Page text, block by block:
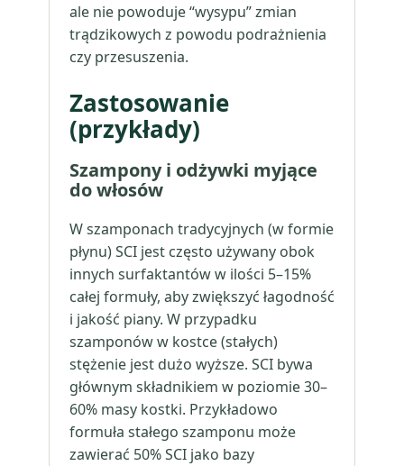
ale nie powoduje “wysypu” zmian
trądzikowych z powodu podrażnienia
czy przesuszenia.
Zastosowanie
(przykłady)
Szampony i odżywki myjące
do włosów
W szamponach tradycyjnych (w formie
płynu) SCI jest często używany obok
innych surfaktantów w ilości 5–15%
całej formuły, aby zwiększyć łagodność
i jakość piany. W przypadku
szamponów w kostce (stałych)
stężenie jest dużo wyższe. SCI bywa
głównym składnikiem w poziomie 30–
60% masy kostki. Przykładowo
formuła stałego szamponu może
zawierać 50% SCI jako bazy